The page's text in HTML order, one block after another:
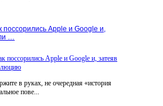
Apple и Google и,
…
в руках, не очередная «история
пове...